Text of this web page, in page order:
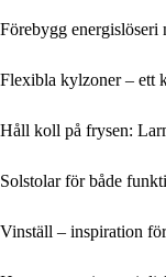
Förebygg energislöseri
Flexibla kylzoner – ett
Håll koll på frysen:
Solstolar för både
Vinställ – inspiration